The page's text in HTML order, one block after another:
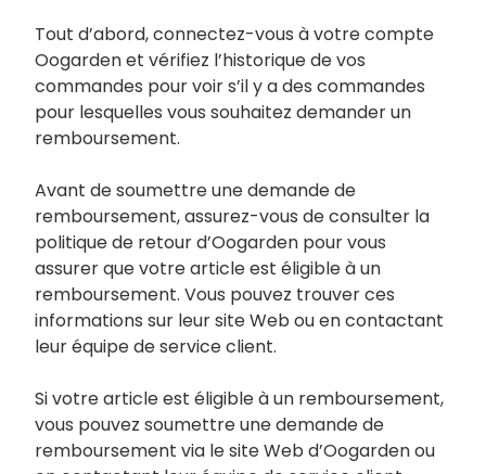
Tout d’abord, connectez-vous à votre compte
Oogarden et vérifiez l’historique de vos
commandes pour voir s’il y a des commandes
pour lesquelles vous souhaitez demander un
remboursement.
Avant de soumettre une demande de
remboursement, assurez-vous de consulter la
politique de retour d’Oogarden pour vous
assurer que votre article est éligible à un
remboursement. Vous pouvez trouver ces
informations sur leur site Web ou en contactant
leur équipe de service client.
Si votre article est éligible à un remboursement,
vous pouvez soumettre une demande de
remboursement via le site Web d’Oogarden ou